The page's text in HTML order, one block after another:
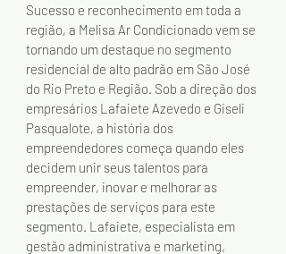
Sucesso e reconhecimento em toda a
região, a Melisa Ar Condicionado vem se
tornando um destaque no segmento
residencial de alto padrão em São José
do Rio Preto e Região. Sob a direção dos
empresários Lafaiete Azevedo e Giseli
Pasqualote, a história dos
empreendedores começa quando eles
decidem unir seus talentos para
empreender, inovar e melhorar as
prestações de serviços para este
segmento. Lafaiete, especialista em
gestão administrativa e marketing,